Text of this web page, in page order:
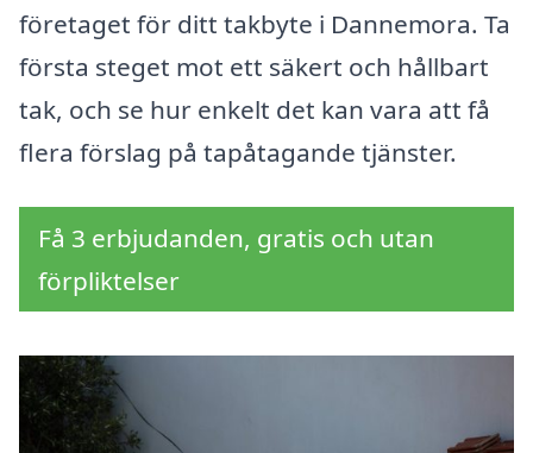
företaget för ditt takbyte i Dannemora. Ta
första steget mot ett säkert och hållbart
tak, och se hur enkelt det kan vara att få
flera förslag på tapåtagande tjänster.
Få 3 erbjudanden, gratis och utan
förpliktelser